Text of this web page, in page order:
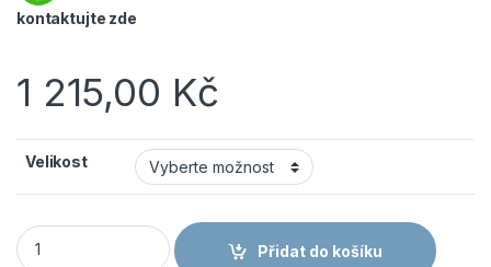
kontaktujte zde
1 215,00 Kč
Velikost
ARDON REF501 - Nepromokavá reflexní softshellová bunda
Přidat do košíku